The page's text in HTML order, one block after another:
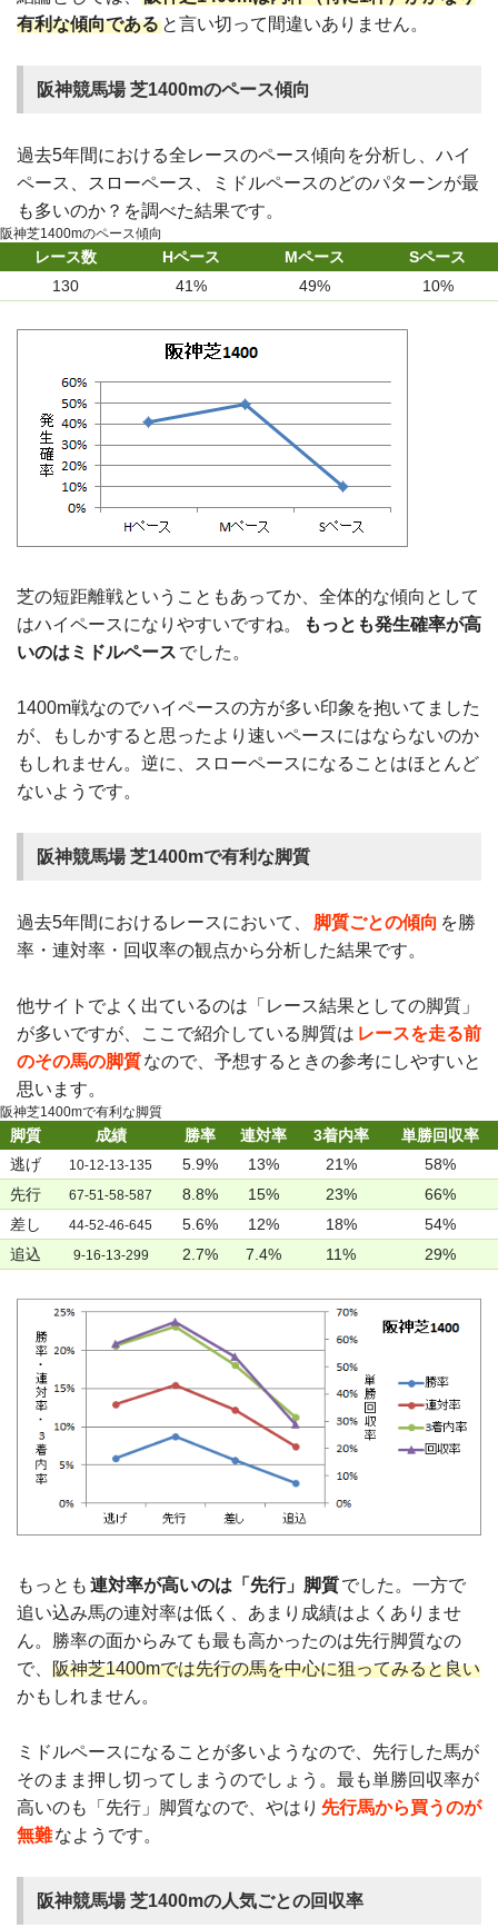
有利な傾向である と言い切って間違いありません。
阪神競馬場 芝1400mのペース傾向
過去5年間における全レースのペース傾向を分析し、ハイ
ペース、スローペース、ミドルペースのどのパターンが最
も多いのか？を調べた結果です。
阪神芝1400mのペース傾向
レース数 Hペース Mペース
Sペース
130
41% 49% 10%
芝の短距離戦ということもあってか、全体的な傾向として
はハイペースになりやすいですね。
もっとも発生確率が高
いのはミドルペース でした。
1400m戦なのでハイペースの方が多い印象を抱いてました
が、もしかすると思ったより速いペースにはならないのか
もしれません。逆に、スローペースになることはほとんど
ないようです。
阪神競馬場 芝1400mで有利な脚質
過去5年間におけるレースにおいて、 脚質ごとの傾向 を勝
率・連対率・回収率の観点から分析した結果です。
他サイトでよく出ているのは「レース結果としての脚質」
が多いですが、ここで紹介している脚質は レースを走る前
のその馬の脚質なので、予想するときの参考にしやすいと
思います。
阪神芝1400mで有利な脚質
脚質 成績 勝率 連対率 3着内率
単勝回収率
逃げ
10-12-13-135 5.9% 13% 21%
58%
先行
67-51-58-587 8.8% 15% 23%
66%
差し
44-52-46-645 5.6% 12% 18%
54%
追込
9-16-13-299 2.7% 7.4% 11% 29%
もっとも 連対率が高いのは「先行」脚質でした。一方で
追い込み馬の連対率は低く、あまり成績はよくありませ
ん。勝率の面からみても最も高かったのは先行脚質なの
で、 阪神芝1400mでは先行の馬を中心に狙ってみると良い
かもしれません。
ミドルペースになることが多いようなので、先行した馬が
そのまま押し切ってしまうのでしょう。最も単勝回収率が
高いのも「先行」脚質なので、やはり 先行馬から買うのが
無難なようです。
阪神競馬場 芝1400mの人気ごとの回収率